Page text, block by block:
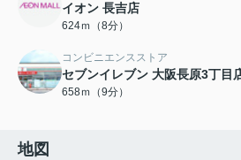
イオン 長吉店
624ｍ（8分）
コンビニエンスストア
セブンイレブン 大阪長原3丁目
658ｍ（9分）
地図